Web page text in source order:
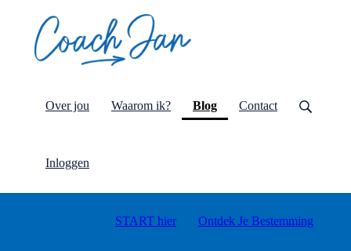
Over jou Waarom ik? Blog(current)
Contact
Inloggen
START hier Ontdek Je Bestemming